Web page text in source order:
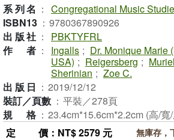
系列名 ： Congregational Music
ISBN13 ： 9780367890926
出版社 ：
PBKTYFRL
作者 ： Ingalls ; Dr. Monique Marie
USA) ; Reigersberg ;
Sherinian ; Zoe C.
出版日 ： 2019/12/12
裝訂／頁數 ： 平裝／278頁
規格 ： 23.4cm*15.6cm*2.2cm (高/寬
定價 ：NT$ 2579 元
無庫存，